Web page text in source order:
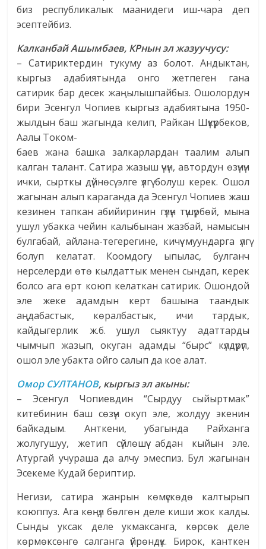
биз республикалык маанидеги иш-чара деп
эсептейбиз.
Калканбай Ашымбаев, КРнын эл жазуучусу:
– Сатириктердин тукуму аз болот. Андыктан,
кыргыз адабиятында онго жетпеген гана
сатирик бар десек жаңылышпайбыз. Ошолордун
бири Эсенгул Чопиев кыргыз адабиятына 1950-
жылдын баш жагында келип, Райкан Шүкүрбеков,
Аалы Током-
баев жана башка залкарлардан таалим алып
калган талант. Сатира жазыш үчүн, автордун өзүнүн
ички, сырткы дүйнөсү элге үлгү болуш керек. Ошол
жагынан алып караганда да Эсенгул Чопиев жаш
кезинен тапкан абийиринин гүлүн түшүрбөй, мына
ушул убакка чейин калыбынан жазбай, намысын
булгабай, айлана-тегерегине, кичүү муун­дарга үлгү
болуп келатат. Коомдогу ыпылас, булганч
нерселерди өтө кылдаттык менен сындап, керек
болсо ага өрт коюп келаткан сатирик. Ошондой
эле жеке адамдын керт башына таандык
аңдабастык, көралбастык, ичи тардык,
кайдыгерлик ж.б. ушул сыяктуу адаттарды
чымчып жазып, окуган адамды “бырс” күлдүрүп,
ошол эле убакта ойго салып да кое алат.
Омор СУЛТАНОВ, кыргыз эл акыны:
– Эсенгул Чопиевдин “Сырдуу сыйыртмак”
китебинин баш сөзүн окуп эле, жолдуу экенин
байкадым. Анткени, убагында Райханга
жолугушуу, жетип сүйлөшүү абдан кыйын эле.
Атургай учураша да алчу эмеспиз. Бул жагынан
Эсекеме Кудай бериптир.
Негизи, сатира жанрын көмүскөдө калтырып
коюппуз. Ага көңүл бөлгөн деле киши жок калды.
Сынды уксак деле укмаксанга, көрсөк деле
көрмөксөнгө салганга үйрөндүк. Бирок, канткен